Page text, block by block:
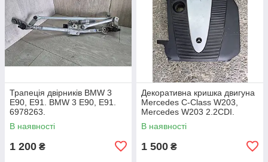
Трапеція двірників BMW 3
E90, E91. BMW 3 Е90, Е91.
6978263.
В наявності
1 200 ₴
Декоративна кришка двигуна
Mercedes C-Class W203,
Mercedes W203 2.2CDI.
A6460100467.
В наявності
1 500 ₴